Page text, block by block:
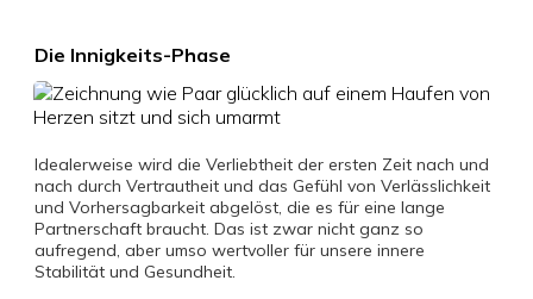
Die Innigkeits-Phase
Idealerweise wird die Verliebtheit der ersten Zeit nach und
nach durch Vertrautheit und das Gefühl von Verlässlichkeit
und Vorhersagbarkeit abgelöst, die es für eine lange
Partnerschaft braucht. Das ist zwar nicht ganz so
aufregend, aber umso wertvoller für unsere innere
Stabilität und Gesundheit.